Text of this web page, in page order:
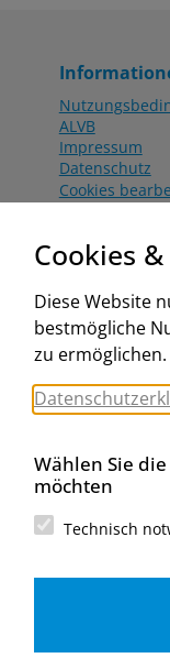
ALVB
Impressum
Datenschutz
Cookies
Zentrale
Michael
Filiale Wien
Cookies
Diese Website
bestmögliche
zu ermöglichen.
Wählen Sie
möchten
Technisch